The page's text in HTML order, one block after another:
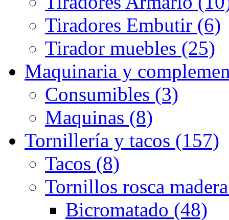
Tiradores Embutir (6)
Tirador muebles (25)
Maquinaria y
Consumibles (3)
Maquinas (8)
Tornillería y tacos (157)
Tacos (8)
Tornillos rosca
Bicromatado (48)